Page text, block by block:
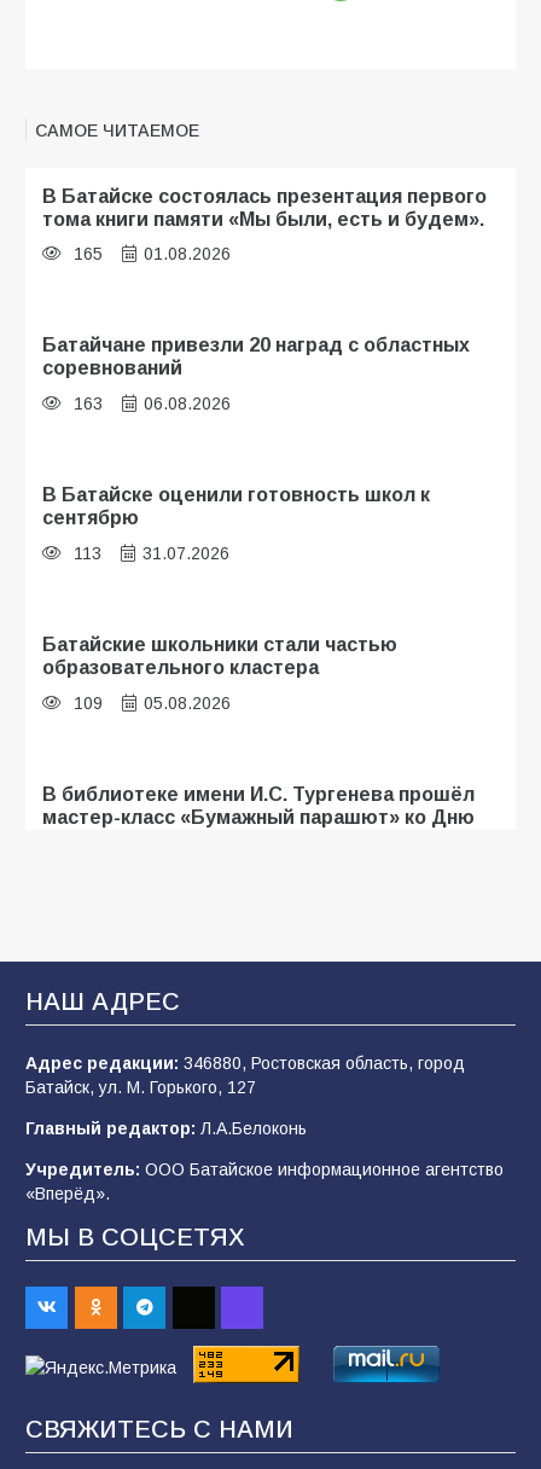
САМОЕ ЧИТАЕМОЕ
В Батайске состоялась презентация первого
тома книги памяти «Мы были, есть и будем».
165 01.08.2026
Батайчане привезли 20 наград с областных
соревнований
163 06.08.2026
В Батайске оценили готовность школ к
сентябрю
113 31.07.2026
Батайские школьники стали частью
образовательного кластера
109 05.08.2026
В библиотеке имени И.С. Тургенева прошёл
мастер-класс «Бумажный парашют» ко Дню
«Мобилизация или набор?» Что на самом
деле происходит в армии России в августе
2026 года
В Батайске продолжаются дорожные работы
99 04.08.2026
Будет ли мобилизация в России в 2026 году
после выборов: в Госдуме дали ответ
заявления о мобилизации — это
пропагандистский вброс
НАШ АДРЕС
Адрес редакции: 346880, Ростовская область, город
Батайск, ул. М. Горького, 127
Главный редактор: Л.А.Белоконь
Учредитель: ООО Батайское информационное агентство
«Вперёд».
МЫ В СОЦСЕТЯХ
СВЯЖИТЕСЬ С НАМИ